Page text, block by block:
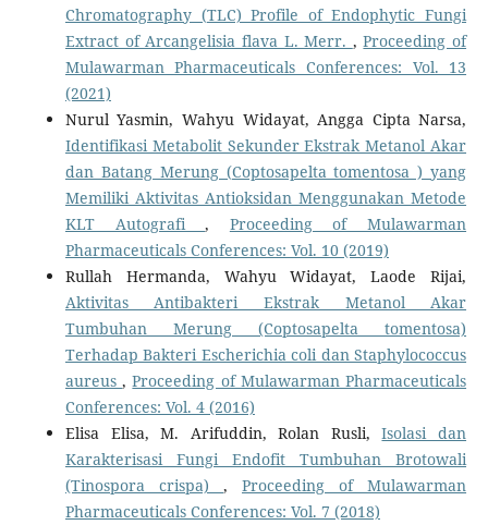
Chromatography (TLC) Profile of Endophytic Fungi
Extract of Arcangelisia flava L. Merr. ,Proceeding of
Mulawarman Pharmaceuticals Conferences: Vol. 13
(2021)
Nurul Yasmin, Wahyu Widayat, Angga Cipta Narsa,
Identifikasi Metabolit Sekunder Ekstrak Metanol Akar
dan Batang Merung (Coptosapelta tomentosa ) yang
Memiliki Aktivitas Antioksidan Menggunakan Metode
KLT Autografi, Proceeding of Mulawarman
Pharmaceuticals Conferences: Vol. 10 (2019)
Rullah Hermanda, Wahyu Widayat, Laode Rijai,
Aktivitas Antibakteri Ekstrak Metanol Akar
Tumbuhan Merung (Coptosapelta tomentosa)
Terhadap Bakteri Escherichia coli dan Staphylococcus
aureus,Proceeding of Mulawarman Pharmaceuticals
Conferences: Vol. 4 (2016)
Elisa Elisa, M. Arifuddin, Rolan Rusli,Isolasi dan
Karakterisasi Fungi Endofit Tumbuhan Brotowali
(Tinospora crispa) ,Proceeding of Mulawarman
Pharmaceuticals Conferences: Vol. 7 (2018)